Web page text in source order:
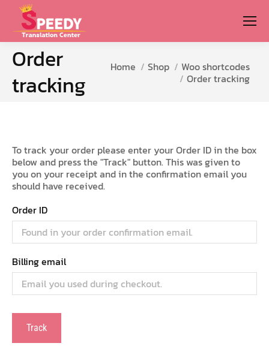
Order
tracking
You are here:
Home Shop
Woo shortcodes
Order tracking
To track your order please enter your Order ID in the box
below and press the "Track" button. This was given to
you on your receipt and in the confirmation email you
should have received.
Order ID
Billing email
Track